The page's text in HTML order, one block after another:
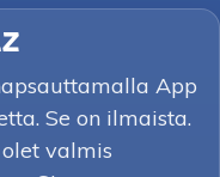
App
Se on ilmaista.
valmis